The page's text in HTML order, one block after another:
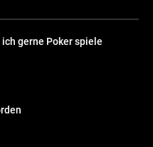
ich gerne Poker spiele